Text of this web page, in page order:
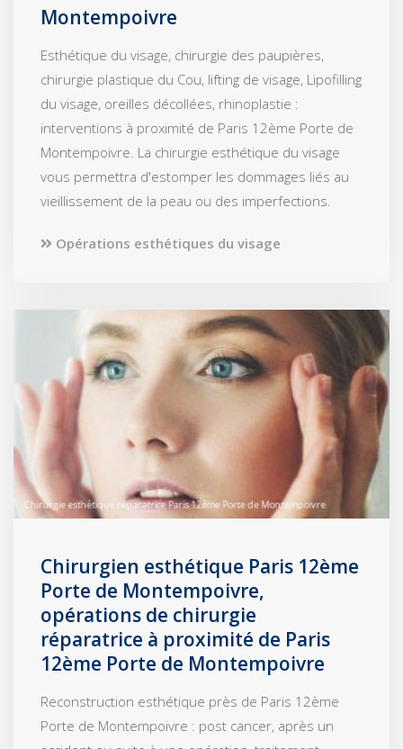
Montempoivre
Esthétique du visage, chirurgie des paupières,
chirurgie plastique du Cou, lifting de visage, Lipofilling
du visage, oreilles décollées, rhinoplastie :
interventions à proximité de Paris 12ème Porte de
Montempoivre. La chirurgie esthétique du visage
vous permettra d'estomper les dommages liés au
vieillissement de la peau ou des imperfections.
Opérations esthétiques du visage
Chirurgien esthétique Paris 12ème
Porte de Montempoivre,
opérations de chirurgie
réparatrice à proximité de Paris
12ème Porte de Montempoivre
Reconstruction esthétique près de Paris 12ème
Porte de Montempoivre : post cancer, après un